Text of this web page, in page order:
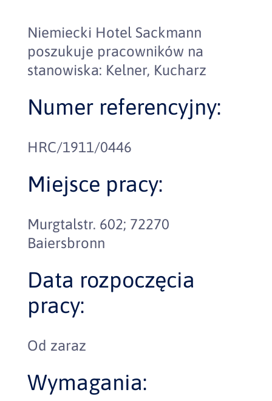
Niemiecki Hotel Sackmann
poszukuje pracowników na
stanowiska: Kelner, Kucharz
Numer referencyjny:
HRC/1911/0446
Miejsce pracy:
Murgtalstr. 602; 72270
Baiersbronn
Data rozpoczęcia
pracy:
Od zaraz
Wymagania: